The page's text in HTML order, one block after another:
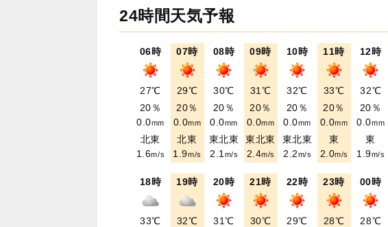
24時間天気予報
06時
27℃
20％
0.0mm
北東
1.6m/s
07時
29℃
20％
0.0mm
北東
1.9m/s
08時
30℃
20％
0.0mm
東北東
2.1m/s
09時
31℃
20％
0.0mm
東北東
2.4m/s
10時
32℃
20％
0.0mm
東北東
2.2m/s
11時
33℃
20％
0.0mm
東
2.0m/s
12時
32℃
20％
0.0mm
東
1.9m/s
18時
33℃
19時
32℃
20時
31℃
21時
30℃
22時
29℃
23時
28℃
00時
28℃